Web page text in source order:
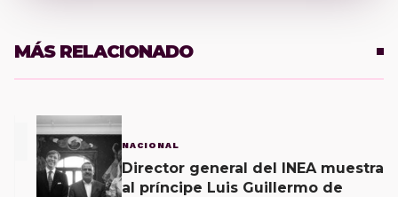
MÁS RELACIONADO
NACIONAL
Director general del INEA muestra
al príncipe Luis Guillermo de